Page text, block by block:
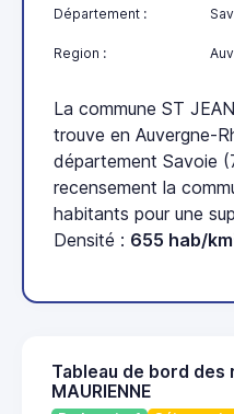
Département :
Region :
La commune ST
trouve en Auvergne-
département Savoie
recensement la
habitants pour une
Densité : 655 hab/
Tableau de bord des
MAURIENNE